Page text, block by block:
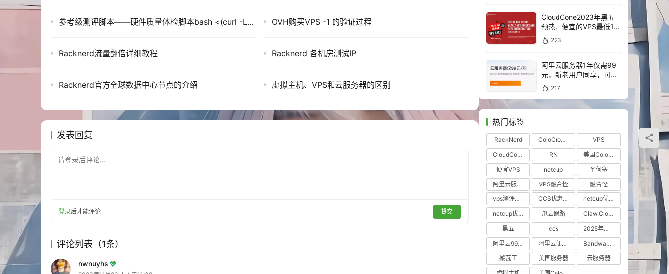
参考级测评脚本——硬件质量体检脚本bash <(curl -Ls Hardware.Check.Place) OVH购买VPS -1 的验证过程
Racknerd流量翻倍详细教程 Racknerd 各机房测试IP
Racknerd官方全球数据中心节点的介绍 虚拟主机、VPS和云服务器的区别
发表回复
请登录后评论...
登录后才能评论 提交
评论列表（1条）
nwnuyhs
CloudCone2023年黑五
预热，便宜的VPS最低1年
仅需16.5美元
223
阿里云服务器1年仅需99
元，新老用户同享，可续
费4年！！
217
热门标签
RackNerd ColoCrossing
VPS
CloudCone
RN
美国ColoCrossing机房
便宜VPS
netcup
圣何塞
阿里云服务器优惠
VPS融合怪
融合怪
vps测评工具
CCS优惠VPS
netcup优惠券
netcup优惠VPS
爪云跑路
Claw.Cloud
黑五
ccs
2025年黑色星期五
阿里云99元服务器
阿里云便宜服务器
BandwagonHost
搬瓦工
美国服务器
云服务器